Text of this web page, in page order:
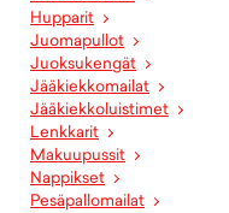
Hupparit
Juomapullot
Juoksukengät
Jääkiekkomailat
Jääkiekkoluistimet
Lenkkarit
Makuupussit
Nappikset
Pesäpallomailat